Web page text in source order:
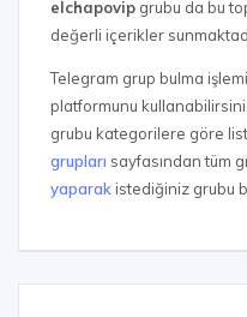
elchapovip grubu da bu
değerli içerikler
Telegram grup bulma
platformunu
grubu kategorilere göre
grupları sayfasından tüm
yaparak istediğiniz grubu